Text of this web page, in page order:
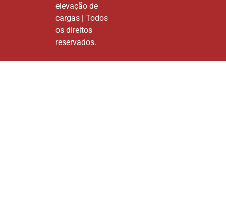
elevação de
cargas | Todos
os direitos
reservados.